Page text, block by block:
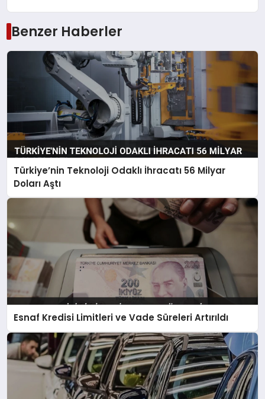
Benzer Haberler
Türkiye’nin Teknoloji Odaklı İhracatı 56 Milyar
Doları Aştı
Esnaf Kredisi Limitleri ve Vade Süreleri Artırıldı